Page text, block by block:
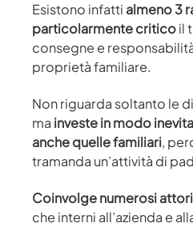
Esistono infatti almeno 3
particolarmente criticoil
consegne e
proprietà familiare.
Non riguarda soltanto le
ma investe in modo
anche quelle familiari,
tramanda un’attività di
Coinvolge numerosi attori
che interni all’azienda e